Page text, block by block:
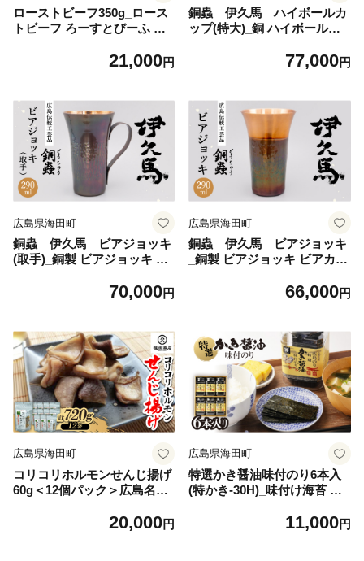
ローストビーフ350g_ロース
トビーフ ろーすとびーふ 牛
かず おつまみ 手作り 人気店
21,000円
銅蟲 伊久馬 ハイボールカ
ップ(特大)_銅 ハイボールグ
ウィスキー 焼酎 冷感 泡立ち
77,000円
広島県海田町
銅蟲 伊久馬 ビアジョッキ
(取手)_銅製 ビアジョッキ ビ
ラス 酒器 取手付き 冷たい 美
70,000円
広島県海田町
銅蟲 伊久馬 ビアジョッキ
_銅製 ビアジョッキ ビアカッ
器 冷たい 伝統工芸 手作り 高
66,000円
広島県海田町
コリコリホルモンせんじ揚げ
60g＜12個パック＞広島名物
20,000円
広島県海田町
特選かき醤油味付のり6本入
(特かき-30H)_味付け海苔 味
ト 国産 広島牡蠣 だし ご飯の
11,000円